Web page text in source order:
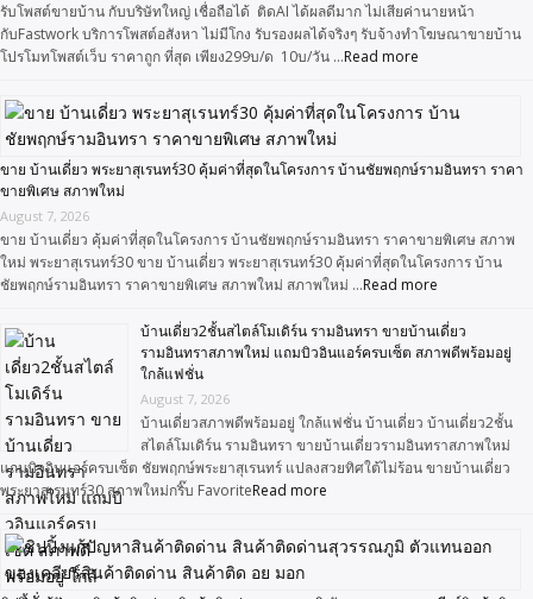
รับโพสต์ขายบ้าน กับบริษัทใหญ่ เชื่อถือได้ ติดAI ได้ผลดีมาก ไม่เสียค่านายหน้า
กับFastwork บริการโพสต์อสังหา ไม่มีโกง รับรองผลได้จริงๆ รับจ้างทำโฆษณาขายบ้าน
โปรโมทโพสต์เว็บ ราคาถูก ที่สุด เพียง299บ/ด 10บ/วัน …Read more
ขาย บ้านเดี่ยว พระยาสุเรนทร์30 คุ้มค่าที่สุดในโครงการ บ้านชัยพฤกษ์รามอินทรา ราคา
ขายพิเศษ สภาพใหม่
August 7, 2026
ขาย บ้านเดี่ยว คุ้มค่าที่สุดในโครงการ บ้านชัยพฤกษ์รามอินทรา ราคาขายพิเศษ สภาพ
ใหม่ พระยาสุเรนทร์30 ขาย บ้านเดี่ยว พระยาสุเรนทร์30 คุ้มค่าที่สุดในโครงการ บ้าน
ชัยพฤกษ์รามอินทรา ราคาขายพิเศษ สภาพใหม่ สภาพใหม่ …Read more
บ้านเดี่ยว2ชั้นสไตล์โมเดิร์น รามอินทรา ขายบ้านเดี่ยว
รามอินทราสภาพใหม่ แถมบิวอินแอร์ครบเซ็ต สภาพดีพร้อมอยู่
ใกล้แฟชั่น
August 7, 2026
บ้านเดี่ยวสภาพดีพร้อมอยู่ ใกล้แฟชั่น บ้านเดี่ยว บ้านเดี่ยว2ชั้น
สไตล์โมเดิร์น รามอินทรา ขายบ้านเดี่ยวรามอินทราสภาพใหม่
แถมบิวอินแอร์ครบเซ็ต ชัยพฤกษ์พระยาสุเรนทร์ แปลงสวยทิศใต้ไม่ร้อน ขายบ้านเดี่ยว
พระยาสุเรนทร์30 สภาพใหม่กริ๊บ FavoriteRead more